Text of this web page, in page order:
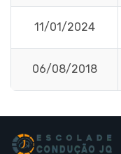
11/01/2024
06/08/2018